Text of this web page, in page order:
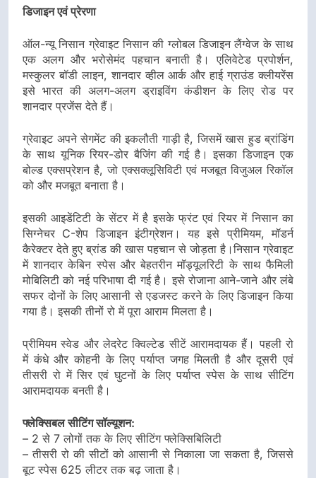
डिजाइन एवं प्रेरणा
ऑल-न्यू निसान ग्रेवाइट निसान की ग्लोबल डिजाइन लैंग्वेज के साथ
एक अलग और भरोसेमंद पहचान बनाती है। एलिवेटेड प्रपोर्शन,
मस्कुलर बॉडी लाइन, शानदार व्हील आर्क और हाई ग्राउंड क्लीयरेंस
इसे भारत की अलग-अलग ड्राइविंग कंडीशन के लिए रोड पर
शानदार प्रजेंस देते हैं।
ग्रेवाइट अपने सेगमेंट की इकलौती गाड़ी है, जिसमें खास हुड ब्रांडिंग
के साथ यूनिक रियर-डोर बैजिंग की गई है। इसका डिजाइन एक
बोल्ड एक्सप्रेशन है, जो एक्सक्लूसिविटी एवं मजबूत विजुअल रिकॉल
को और मजबूत बनाता है।
इसकी आइडेंटिटी के सेंटर में है इसके फ्रंट एवं रियर में निसान का
सिग्नेचर C-शेप डिजाइन इंटीग्रेशन। यह इसे प्रीमियम, मॉडर्न
कैरेक्टर देते हुए ब्रांड की खास पहचान से जोड़ता है।निसान ग्रेवाइट
में शानदार केबिन स्पेस और बेहतरीन मॉड्यूलरिटी के साथ फैमिली
मोबिलिटी को नई परिभाषा दी गई है। इसे रोजाना आने-जाने और लंबे
सफर दोनों के लिए आसानी से एडजस्ट करने के लिए डिजाइन किया
गया है। इसकी तीनों रो में पूरा आराम मिलता है।
प्रीमियम स्वेड और लेदरेट क्विल्टेड सीटें आरामदायक हैं। पहली रो
में कंधे और कोहनी के लिए पर्याप्त जगह मिलती है और दूसरी एवं
तीसरी रो में सिर एवं घुटनों के लिए पर्याप्त स्पेस के साथ सीटिंग
आरामदायक बनती है।
फ्लेक्सिबल सीटिंग सॉल्यूशन:
– 2 से 7 लोगों तक के लिए सीटिंग फ्लेक्सिबिलिटी
– तीसरी रो की सीटों को आसानी से निकाला जा सकता है, जिससे
बूट स्पेस 625 लीटर तक बढ़ जाता है।